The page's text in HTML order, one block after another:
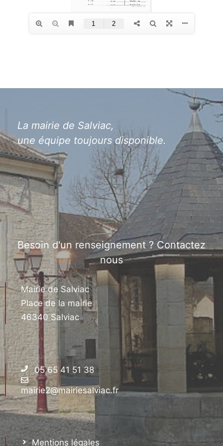
La mairie de Salviac,
une équipe toujours disponible.
Besoin d'un renseignement ? Contactez
nous
Mairie de Salviac
Place de la mairie
46340 Salviac
05 65 41 51 38
mairie2@mairiesalviac.fr
Mentions légales